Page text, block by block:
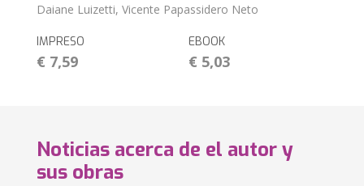
Daiane Luizetti, Vicente Papassidero Neto
IMPRESO
€ 7,59
EBOOK
€ 5,03
Noticias acerca de el autor y
sus obras